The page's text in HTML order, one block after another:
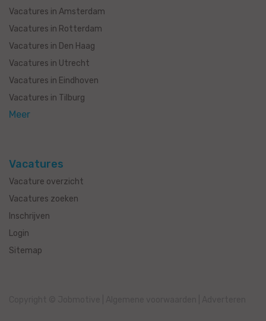
Vacatures in Amsterdam
Vacatures in Rotterdam
Vacatures in Den Haag
Vacatures in Utrecht
Vacatures in Eindhoven
Vacatures in Tilburg
Meer
Vacatures
Vacature overzicht
Vacatures zoeken
Inschrijven
Login
Sitemap